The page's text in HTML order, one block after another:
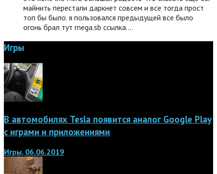
майнить перестали даркнет совсем и все тогда прост
топ бы было. я пользовался предыдущей все было
огонь брал тут rnega.sb ссылка.…
Игры
В автомобилях Tesla появится аналог Google Play
с играми и приложениями
Игры, 06.06.2019